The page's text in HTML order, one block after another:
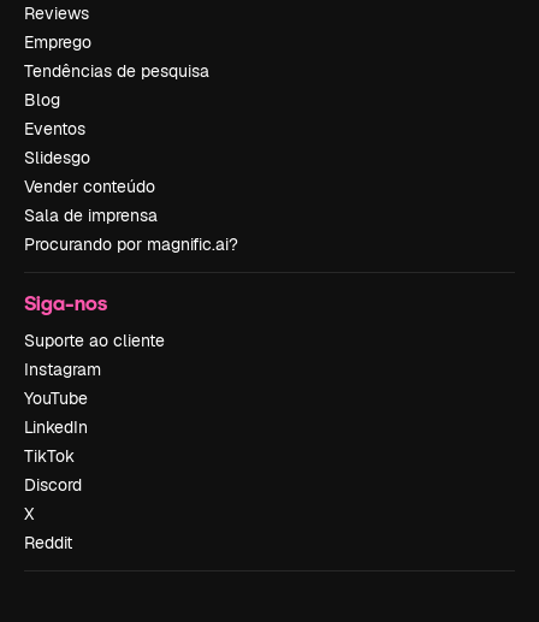
Reviews
Emprego
Tendências de pesquisa
Blog
Eventos
Slidesgo
Vender conteúdo
Sala de imprensa
Procurando por magnific.ai?
Siga-nos
Suporte ao cliente
Instagram
YouTube
LinkedIn
TikTok
Discord
X
Reddit